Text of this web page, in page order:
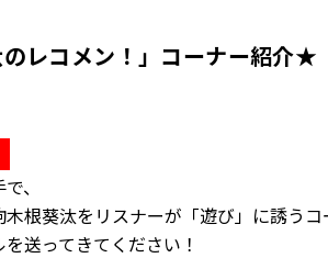
レコメン！」コーナー紹介★
、
根葵汰をリスナーが「遊び」に誘う
送ってきてください！